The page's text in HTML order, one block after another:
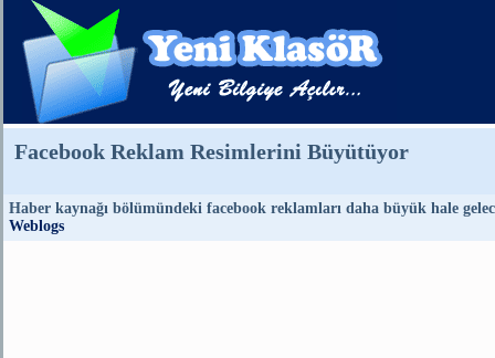
Facebook Reklam Resimlerini Büyütüyor
Haber kaynağı bölümündeki facebook reklamları daha büyük hale
Weblogs